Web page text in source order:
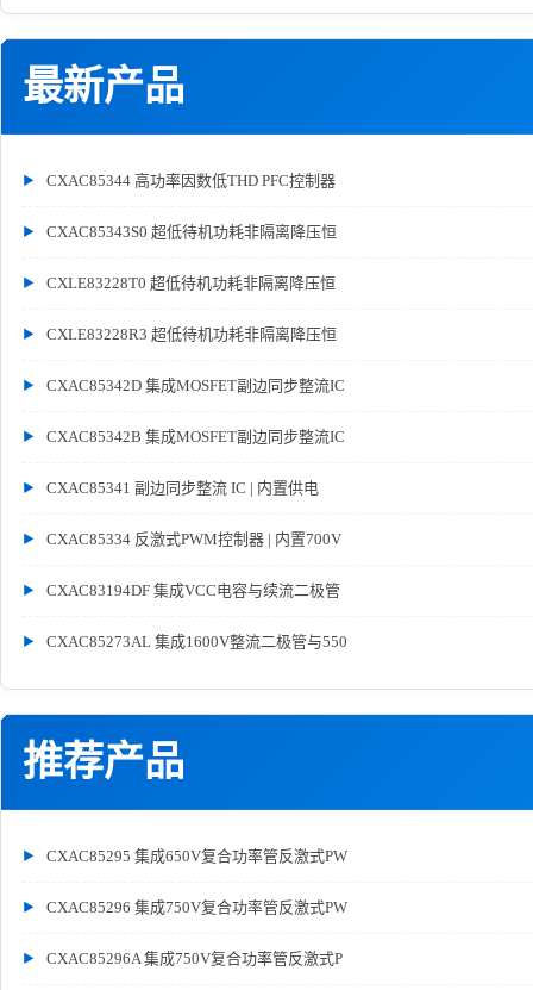
最新产品
CXAC85344 高功率因数低THD PFC控制器
CXAC85343S0 超低待机功耗非隔离降压恒
CXLE83228T0 超低待机功耗非隔离降压恒
CXLE83228R3 超低待机功耗非隔离降压恒
CXAC85342D 集成MOSFET副边同步整流IC
CXAC85342B 集成MOSFET副边同步整流IC
CXAC85341 副边同步整流 IC | 内置供电
CXAC85334 反激式PWM控制器 | 内置700V
CXAC83194DF 集成VCC电容与续流二极管
CXAC85273AL 集成1600V整流二极管与550
推荐产品
CXAC85295 集成650V复合功率管反激式PW
CXAC85296 集成750V复合功率管反激式PW
CXAC85296A 集成750V复合功率管反激式P